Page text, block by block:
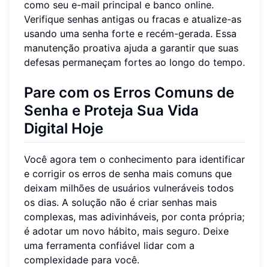
como seu e-mail principal e banco online.
Verifique senhas antigas ou fracas e atualize-as
usando uma senha forte e recém-gerada. Essa
manutenção proativa ajuda a garantir que suas
defesas permaneçam fortes ao longo do tempo.
Pare com os Erros Comuns de
Senha e Proteja Sua Vida
Digital Hoje
Você agora tem o conhecimento para identificar
e corrigir os erros de senha mais comuns que
deixam milhões de usuários vulneráveis todos
os dias. A solução não é criar senhas mais
complexas, mas adivinháveis, por conta própria;
é adotar um novo hábito, mais seguro. Deixe
uma ferramenta confiável lidar com a
complexidade para você.